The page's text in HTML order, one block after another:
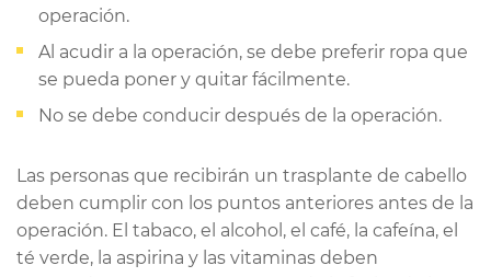
operación.
Al acudir a la operación, se debe preferir ropa que
se pueda poner y quitar fácilmente.
No se debe conducir después de la operación.
Las personas que recibirán un trasplante de cabello
deben cumplir con los puntos anteriores antes de la
operación. El tabaco, el alcohol, el café, la cafeína, el
té verde, la aspirina y las vitaminas deben